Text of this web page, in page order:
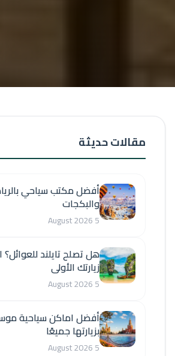
مقالات حديثة
أفضل مكتب سياحي بالرياض
والبكجات
5 August 2026
هل تصلح تايلند للعوائل؟
زيارتك الأولى
5 August 2026
أفضل اماكن سياحية
بزيارتها جميعًا
5 August 2026